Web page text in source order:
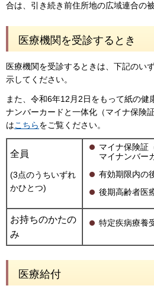
合は、引き続き前住所地の広域連合の
医療機関を受診するとき
医療機関を受診するときは、下記のい
示してください。
また、令和6年12月2日をもって紙の健
ナンバーカードと一体化（マイナ保険
はこちらをご覧ください。
全員
(3点のうちいずれ
かひとつ)
マイナ保険証
マイナンバー
有効期限内の
後期高齢者医
お持ちのかたの
み
特定疾病療養
医療給付